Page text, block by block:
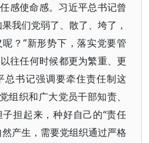
感使命感。习近平总书记曾
我们党弱了、散了、垮了，
？”新形势下，落实党要管
往任何时候都更为繁重、更
总书记强调要牵住责任制这
组织和广大党员干部知责、
担起来，种好自己的“责任
产生，需要党组织通过严格